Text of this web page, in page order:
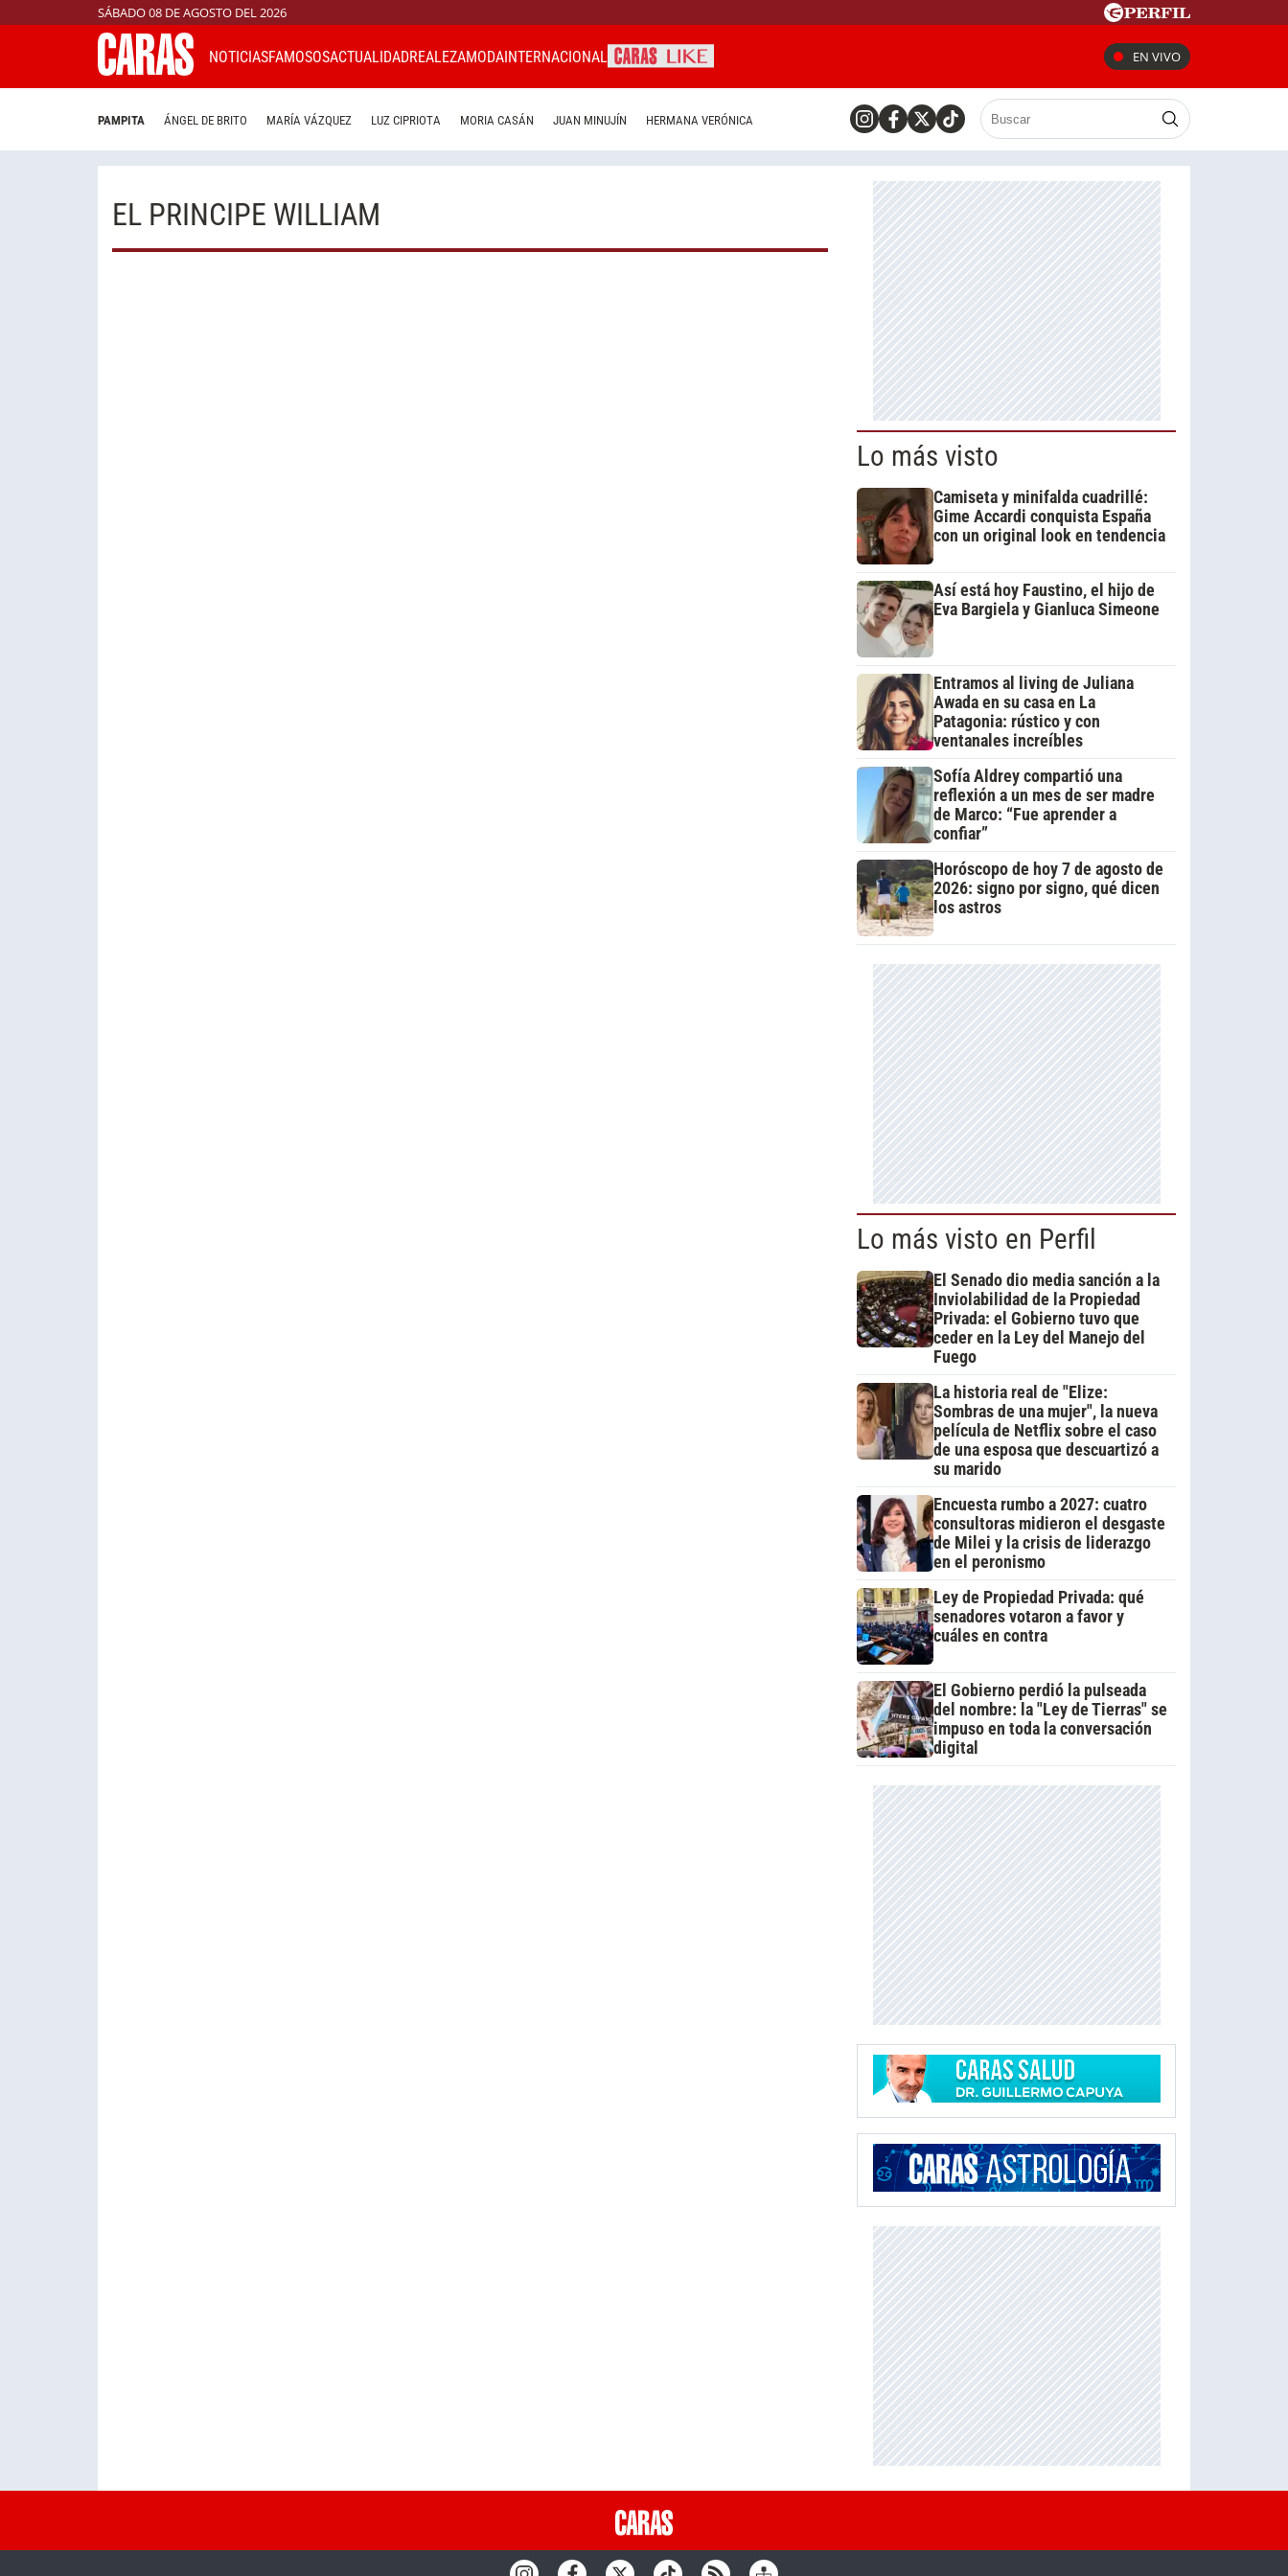
SÁBADO 08 DE AGOSTO DEL 2026
NOTICIASFAMOSOSACTUALIDADREALEZAMODAINTERNACIONAL EN VIVO
PAMPITA ÁNGEL DE BRITO MARÍA VÁZQUEZ LUZ CIPRIOTA MORIA CASÁN JUAN MINUJÍN HERMANA VERÓNICA
EL PRINCIPE WILLIAM
Lo más visto
Camiseta y minifalda cuadrillé:
Gime Accardi conquista España
con un original look en tendencia
Así está hoy Faustino, el hijo de
Eva Bargiela y Gianluca Simeone
Entramos al living de Juliana
Awada en su casa en La
Patagonia: rústico y con
ventanales increíbles
Sofía Aldrey compartió una
reflexión a un mes de ser madre
de Marco: “Fue aprender a
confiar”
Horóscopo de hoy 7 de agosto de
2026: signo por signo, qué dicen
los astros
Lo más visto en Perfil
El Senado dio media sanción a la
Inviolabilidad de la Propiedad
Privada: el Gobierno tuvo que
ceder en la Ley del Manejo del
Fuego
La historia real de "Elize:
Sombras de una mujer", la nueva
película de Netflix sobre el caso
de una esposa que descuartizó a
su marido
Encuesta rumbo a 2027: cuatro
consultoras midieron el desgaste
de Milei y la crisis de liderazgo
en el peronismo
Ley de Propiedad Privada: qué
senadores votaron a favor y
cuáles en contra
El Gobierno perdió la pulseada
del nombre: la "Ley de Tierras" se
impuso en toda la conversación
digital